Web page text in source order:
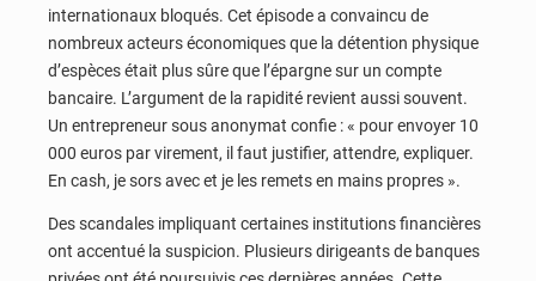
internationaux bloqués. Cet épisode a convaincu de
nombreux acteurs économiques que la détention physique
d’espèces était plus sûre que l’épargne sur un compte
bancaire. L’argument de la rapidité revient aussi souvent.
Un entrepreneur sous anonymat confie : « pour envoyer 10
000 euros par virement, il faut justifier, attendre, expliquer.
En cash, je sors avec et je les remets en mains propres ».
Des scandales impliquant certaines institutions financières
ont accentué la suspicion. Plusieurs dirigeants de banques